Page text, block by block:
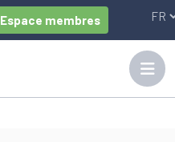
Espace membres